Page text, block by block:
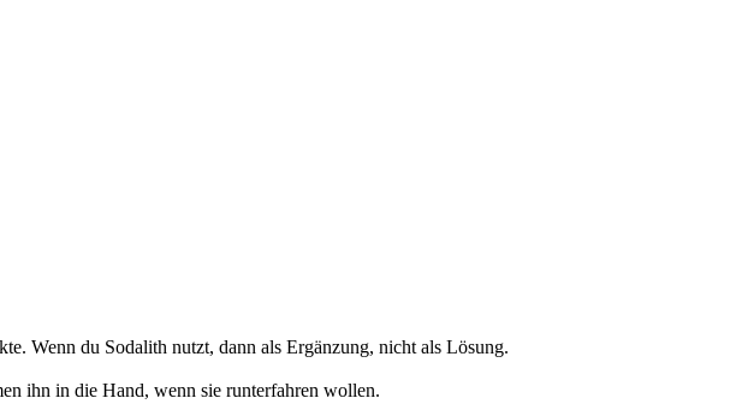
Wenn du Sodalith nutzt, dann als Ergänzung, nicht als Lösung.
ihn in die Hand, wenn sie runterfahren wollen.